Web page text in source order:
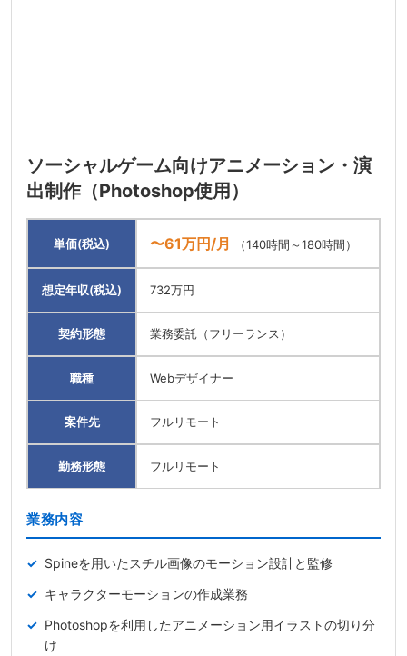
ソーシャルゲーム向けアニメーション・演
出制作（Photoshop使用）
単価(税込) 〜61万円/月 （140時間～180時間）
想定年収(税込) 732万円
契約形態 業務委託（フリーランス）
職種 Webデザイナー
案件先 フルリモート
勤務形態 フルリモート
業務内容
Spineを用いたスチル画像のモーション設計と監修
キャラクターモーションの作成業務
Photoshopを利用したアニメーション用イラストの切り分
け